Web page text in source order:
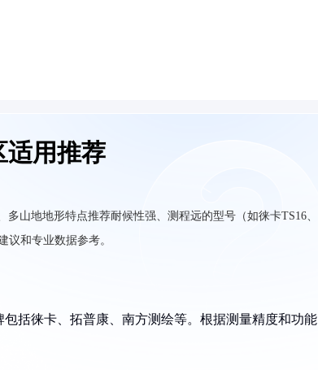
适用推荐
山地地形特点推荐耐候性强、测程远的型号（如徕卡TS16、
议和专业数据参考。
括徕卡、拓普康、南方测绘等。根据测量精度和功能